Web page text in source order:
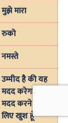
मुझे मारा
रुको
नमस्ते
उम्मीद है की यह
मदद करेगा /
मदद करने के
लिए खुश हूँ